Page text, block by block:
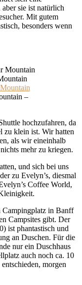
sie ist natürlich
Mit gutem
besonders wenn
–
hochzufahren, da
zu klein ist. Wir hatten
als wir eineinhalb
mehr zu kriegen.
und sich bei uns
zu Evelyn’s, diesmal
Coffee World,
Campingplatz in Banff
Campsites gibt. Der
ist phantastisch und
an Duschen. Für die
nur ein Duschhaus
auch noch ca. 10
morgen